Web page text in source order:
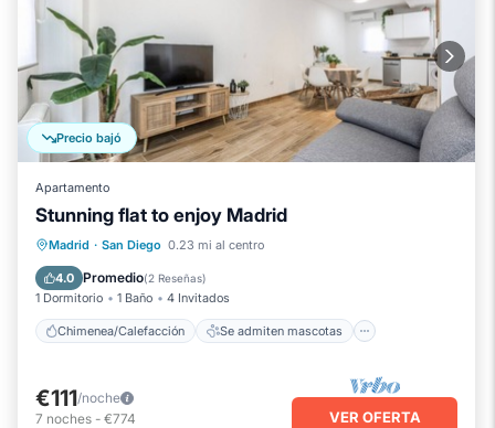
Precio bajó
Apartamento
Stunning flat to enjoy Madrid
Madrid · San Diego 0.23 mi al centro
4.0 Promedio(2 Reseñas)
1 Dormitorio 1 Baño 4 Invitados
Chimenea/Calefacción Se admiten mascotas
Chimenea/Calefacción
Se admiten mascotas
Aparcamiento
€111/noche
7 noches - €774 VER OFERTA